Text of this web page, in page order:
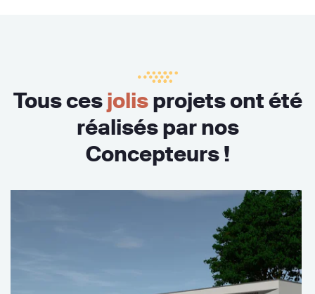
Tous cesjolisprojets ont été
réalisés par nos
Concepteurs !